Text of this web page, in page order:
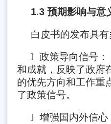
1.3 预期影响与意
白皮书的发布具有
l 政策导向信号
和成就，反映了政府
的优先方向和工作重
了政策信号。
l 增强国内外信